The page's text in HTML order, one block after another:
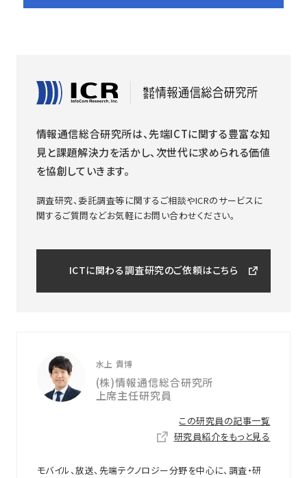
情報通信総合研究所は、先端ICTに関する豊富な知
見と課題解決力を活かし、次世代に求められる価値
を協創していきます。
調査研究、委託調査等に関するご相談やICRのサービスに
関するご質問などお気軽にお問い合わせください。
ICTに関わる調査研究のご依頼はこちら
水上 貴博
(株)情報通信総合研究所
上席主任研究員
この研究員の記事一覧
研究員紹介をもっと見る
モバイル、放送、先端テクノロジー分野を中心に、調査・研